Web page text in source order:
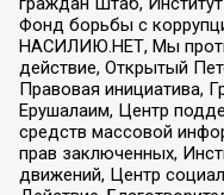
Фонд борьбы с
НАСИЛИЮ.НЕТ, Мы
действие, Открытый
Правовая инициатива,
Ерушалаим, Центр
средств массовой
прав заключенных,
движений, Центр